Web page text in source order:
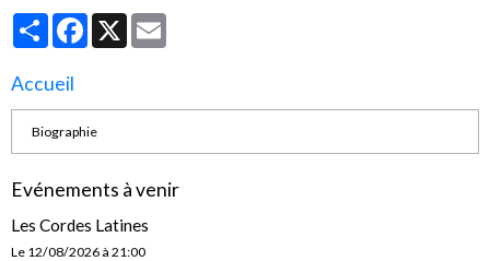
PartagerFacebook
X
Accueil
Biographie
Evénements à venir
Les Cordes Latines
Le 12/08/2026 à 21:00